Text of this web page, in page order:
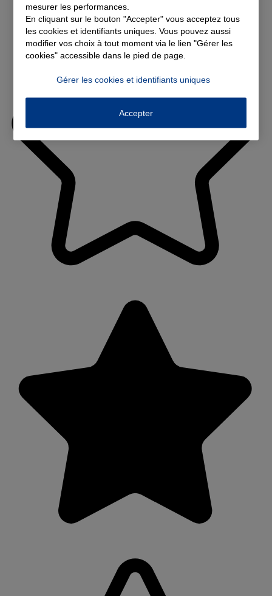
mesurer les performances.
En cliquant sur le bouton "Accepter" vous acceptez tous
les cookies et identifiants uniques. Vous pouvez aussi
modifier vos choix à tout moment via le lien "Gérer les
cookies" accessible dans le pied de page.
Gérer les cookies et identifiants uniques
Accepter